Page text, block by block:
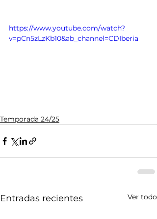
https://www.youtube.com/watch?
v=pCn5zLzKb10&ab_channel=CDIberia
Temporada 24/25
Entradas recientes Ver todo